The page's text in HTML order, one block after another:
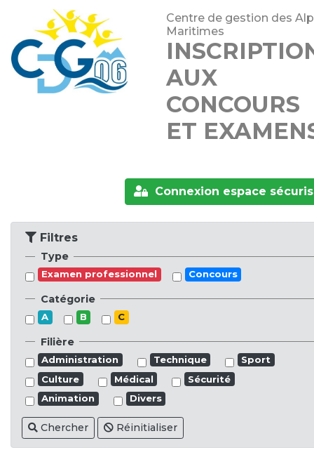
Centre de gestion des
Maritimes
AUX
CONCOURS
ET
Connexion espace
Filtres
Type
Examen professionnel Concours
Catégorie
A B C
Filière
Administration Technique
Sport
Culture
Médical
Sécurité
Animation
Divers
Chercher Réinitialiser